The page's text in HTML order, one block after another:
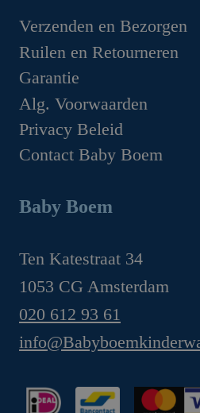
Verzenden en Bezorgen
Ruilen en Retourneren
Garantie
Alg. Voorwaarden
Privacy Beleid
Contact Baby Boem
Baby Boem
Ten Katestraat 34
1053 CG Amsterdam
020 612 93 61